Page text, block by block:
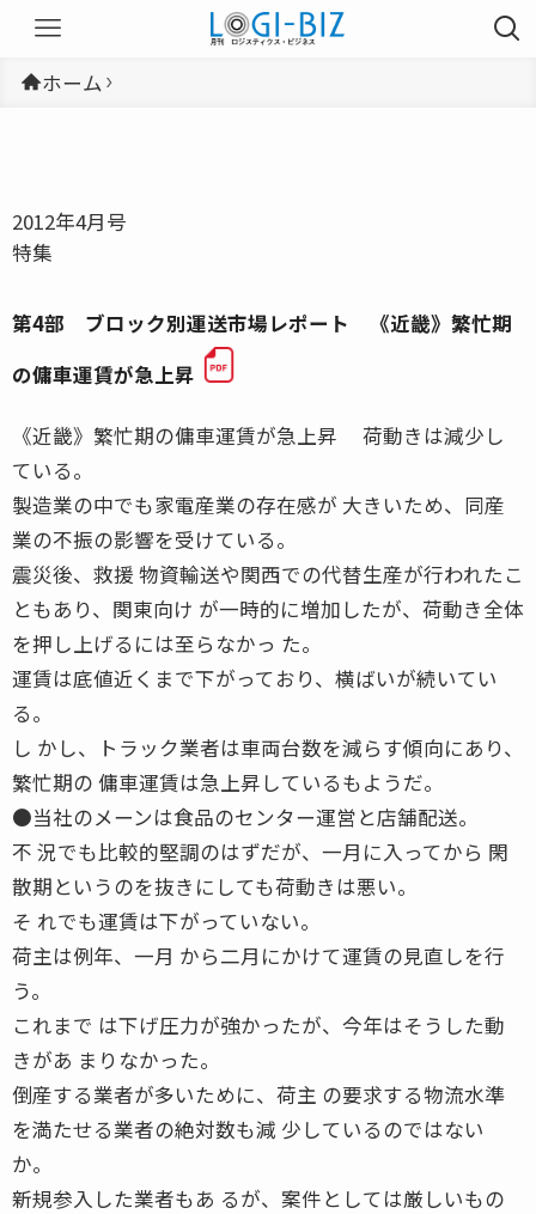
ホーム
2012年4月号
特集
第4部 ブロック別運送市場レポート 《近畿》繁忙期
の傭車運賃が急上昇
《近畿》繁忙期の傭車運賃が急上昇 荷動きは減少し
ている。
製造業の中でも家電産業の存在感が 大きいため、同産
業の不振の影響を受けている。
震災後、救援 物資輸送や関西での代替生産が行われたこ
ともあり、関東向け が一時的に増加したが、荷動き全体
を押し上げるには至らなかっ た。
運賃は底値近くまで下がっており、横ばいが続いてい
る。
し かし、トラック業者は車両台数を減らす傾向にあり、
繁忙期の 傭車運賃は急上昇しているもようだ。
●当社のメーンは食品のセンター運営と店舗配送。
不 況でも比較的堅調のはずだが、一月に入ってから 閑
散期というのを抜きにしても荷動きは悪い。
そ れでも運賃は下がっていない。
荷主は例年、一月 から二月にかけて運賃の見直しを行
う。
これまで は下げ圧力が強かったが、今年はそうした動
きがあ まりなかった。
倒産する業者が多いために、荷主 の要求する物流水準
を満たせる業者の絶対数も減 少しているのではない
か。
新規参入した業者もあ るが、案件としては厳しいもの